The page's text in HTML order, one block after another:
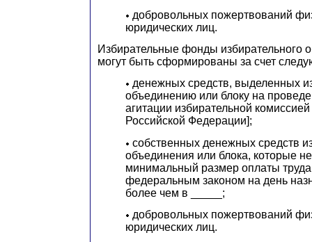
добровольных пожертвований
юридических лиц.
Избирательные фонды избирательного
могут быть сформированы за счет
денежных средств, выделенных
объединению или блоку на
агитации избирательной комиссией
Российской Федерации];
собственных денежных средств
объединения или блока, которые
минимальный размер оплаты
федеральным законом на день
более чем в _____;
добровольных пожертвований
юридических лиц.